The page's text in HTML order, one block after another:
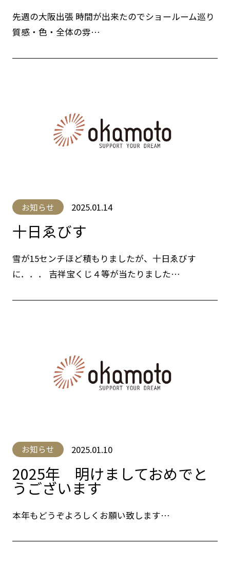
先週の大阪出張 時間が出来たのでショールーム巡り
質感・色・全体の雰…
お知らせ 2025.01.14
十日ゑびす
雪が15センチほど積もりましたが、十日ゑびす
に．．． 吉祥宝くじ４等が当たりました…
お知らせ 2025.01.10
2025年 明けましておめでと
うございます
本年もどうぞよろしくお願い致します…